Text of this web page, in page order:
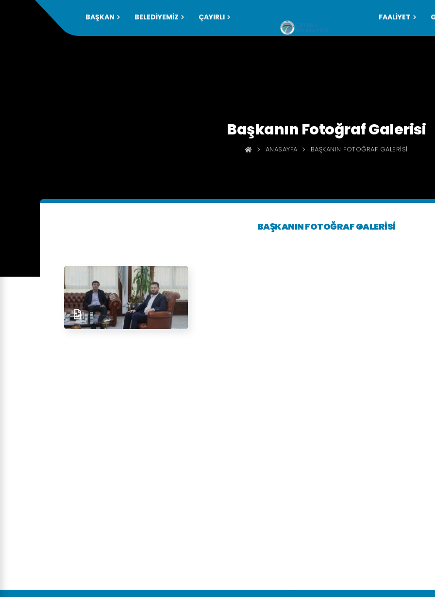
BAŞKAN BELEDİYEMİZ ÇAYIRLI FAALİYET
Başkanın Fotoğraf Galerisi
ANASAYFA BAŞKANIN FOTOĞRAF GALERISI
BAŞKANIN FOTOĞRAF GALERISI